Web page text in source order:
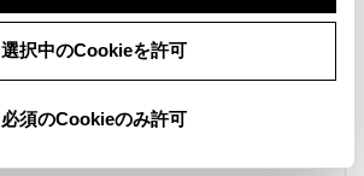
選択中のCookieを許可
必須のCookieのみ許可